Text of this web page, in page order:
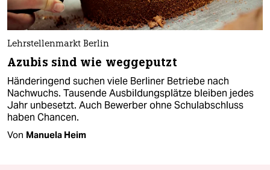
Lehrstellenmarkt Berlin
Azubis sind wie weggeputzt
Händeringend suchen viele Berliner Betriebe nach
Nachwuchs. Tausende Ausbildungsplätze bleiben jedes
Jahr unbesetzt. Auch Bewerber ohne Schulabschluss
haben Chancen.
Von Manuela Heim